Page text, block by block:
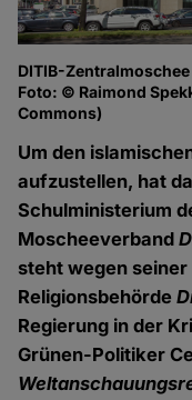
DITIB-
Foto: © Raimond
Commons)
Um den
aufzustellen, hat
Schulministerium
Moscheeverband
steht wegen
Religionsbehörde
Regierung in der
Grünen-Politiker